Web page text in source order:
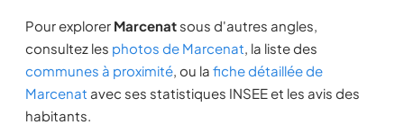
Pour explorer Marcenat sous d'autres angles,
consultez les photos de Marcenat, la liste des
communes à proximité, ou la fiche détaillée de
Marcenat avec ses statistiques INSEE et les avis des
habitants.